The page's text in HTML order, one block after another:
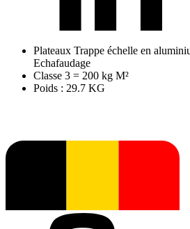
Plateaux Trappe échelle en
Echafaudage
Classe 3 = 200 kg M²
Poids : 29.7 KG